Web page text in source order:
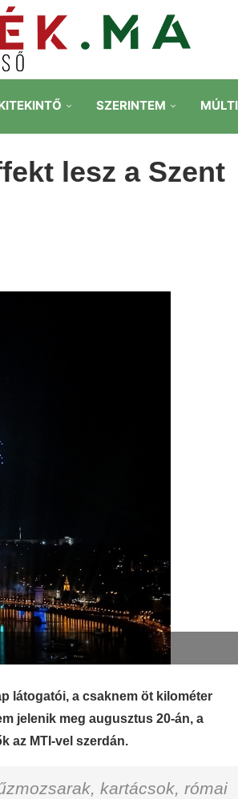
SZERINTEM
lesz a Szent
látogatói, a csaknem öt kilométer
jelenik meg augusztus 20-án, a
az MTI-vel szerdán.
kartácsok, római